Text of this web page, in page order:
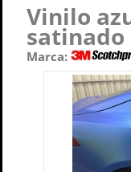
Vinilo
satinado
Marca: